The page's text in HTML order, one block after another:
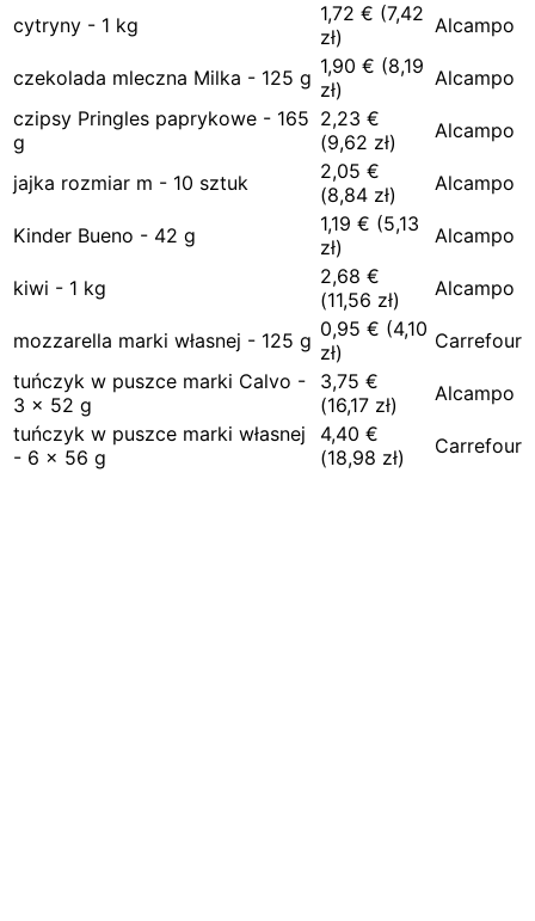
cytryny - 1 kg 1,72 € (7,42
zł)
Alcampo
czekolada mleczna Milka - 125 g 1,90 € (8,19
zł)
Alcampo
czipsy Pringles paprykowe - 165
g
2,23 €
(9,62 zł) Alcampo
jajka rozmiar m - 10 sztuk 2,05 €
(8,84 zł) Alcampo
Kinder Bueno - 42 g 1,19 € (5,13
zł)
Alcampo
kiwi - 1 kg 2,68 €
(11,56 zł) Alcampo
mozzarella marki własnej - 125 g 0,95 € (4,10
zł)
Carrefour
tuńczyk w puszce marki Calvo -
3 x 52 g
3,75 €
(16,17 zł)
Alcampo
tuńczyk w puszce marki własnej
- 6 x 56 g
4,40 €
(18,98 zł) Carrefour